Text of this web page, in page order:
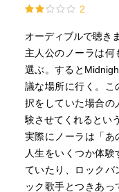
2
オーディブルで聴き
主人公のノーラは何
選ぶ。すると
議な場所に行く。こ
択をしていた場合の
験させてくれるという
実際にノーラは「あ
人生をいくつか体
ていたり、ロックバ
ック歌手とつきあ